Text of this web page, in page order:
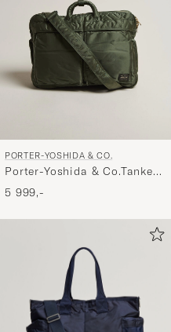
PORTER-YOSHIDA & CO.
Porter-Yoshida & Co.Tanker
3Way Document BagSage
Green
5 999,-